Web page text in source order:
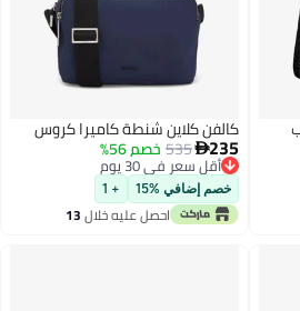
كالفن كلاين شنطة كاميرا كروس
235
535خصم 56%
أقل سعر في 30 يوم
أقل سعر في 30 يوم
خصم إضافي %15 + 1
احصل عليه خلال13
اغسطس